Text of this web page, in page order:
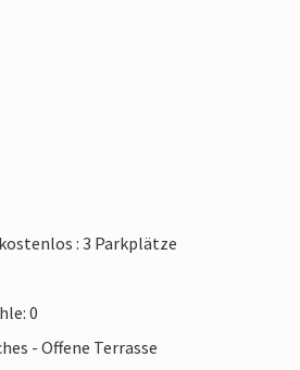
: 3 Parkplätze
0
- Offene Terrasse